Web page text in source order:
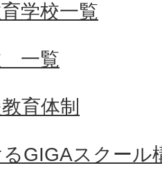
学校一覧
一覧
育体制
GIGAスクール